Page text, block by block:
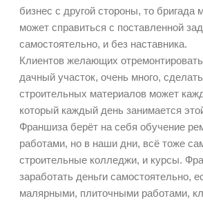
бизнес с другой стороны, то бригада
может справиться с поставленной
самостоятельно, и без наставника.
Клиентов желающих
дачный участок, очень много,
строительных материалов может
который каждый день занимается
Франшиза берёт на себя обучение
работами, но в наши дни, всё тоже
строительные колледжи, и курсы.
заработать деньги самостоятельно,
малярными, плиточными работами,